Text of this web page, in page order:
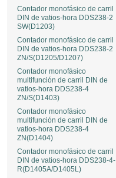
Contador monofásico de carril
DIN de vatios-hora DDS238-2
SW(D1203)
Contador monofásico de carril
DIN de vatios-hora DDS238-2
ZN/S(D1205/D1207)
Contador monofásico
multifunción de carril DIN de
vatios-hora DDS238-4
ZN/S(D1403)
Contador monofásico
multifunción de carril DIN de
vatios-hora DDS238-4
ZN(D1404)
Contador monofásico de carril
DIN de vatios-hora DDS238-4-
R(D1405A/D1405L)